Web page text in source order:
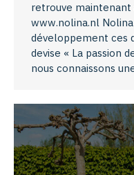
retrouve maintenant
www.nolina.nl
développement ces
devise « La passion
nous connaissons